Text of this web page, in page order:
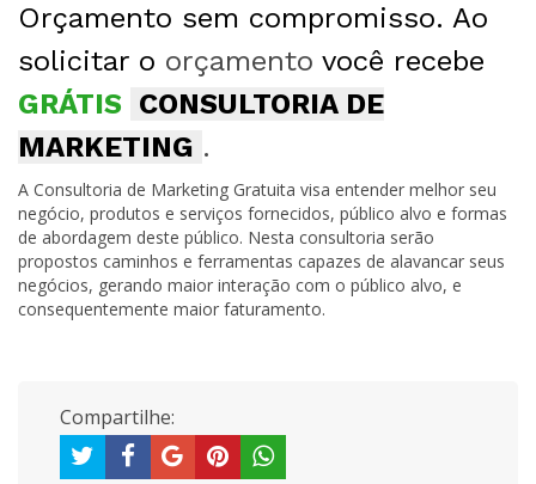
Orçamento sem compromisso. Ao
solicitar o orçamento você recebe
GRÁTIS CONSULTORIA DE
MARKETING .
A Consultoria de Marketing Gratuita visa entender melhor seu
negócio, produtos e serviços fornecidos, público alvo e formas
de abordagem deste público. Nesta consultoria serão
propostos caminhos e ferramentas capazes de alavancar seus
negócios, gerando maior interação com o público alvo, e
consequentemente maior faturamento.
Compartilhe: